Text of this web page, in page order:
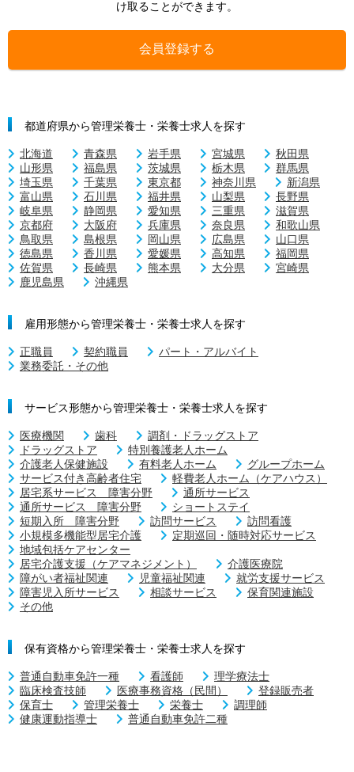
け取ることができます。
会員登録する
都道府県から管理栄養士・栄養士求人を探す
北海道 青森県 岩手県 宮城県
秋田県
山形県
福島県 茨城県 栃木県
群馬県
埼玉県
千葉県 東京都 神奈川県
新潟県
富山県
石川県 福井県 山梨県
長野県
岐阜県
静岡県 愛知県 三重県
滋賀県
京都府
大阪府 兵庫県 奈良県
和歌山県
鳥取県
島根県 岡山県 広島県
山口県
徳島県
香川県 愛媛県 高知県
福岡県
佐賀県
長崎県 熊本県 大分県
宮崎県
鹿児島県
沖縄県
雇用形態から管理栄養士・栄養士求人を探す
正職員 契約職員
パート・アルバイト
業務委託・その他
サービス形態から管理栄養士・栄養士求人を探す
医療機関 歯科
調剤・ドラッグストア
ドラッグストア
特別養護老人ホーム
介護老人保健施設
有料老人ホーム
グループホーム
サービス付き高齢者住宅
軽費老人ホーム（ケアハウス）
居宅系サービス 障害分野
通所サービス
通所サービス 障害分野
ショートステイ
短期入所 障害分野
訪問サービス
訪問看護
小規模多機能型居宅介護
定期巡回・随時対応サービス
地域包括ケアセンター
居宅介護支援（ケアマネジメント）
介護医療院
障がい者福祉関連
児童福祉関連
就労支援サービス
障害児入所サービス
相談サービス
保育関連施設
その他
保有資格から管理栄養士・栄養士求人を探す
普通自動車免許一種 看護師
理学療法士
臨床検査技師
医療事務資格（民間）
登録販売者
保育士
管理栄養士 栄養士
調理師
健康運動指導士
普通自動車免許二種